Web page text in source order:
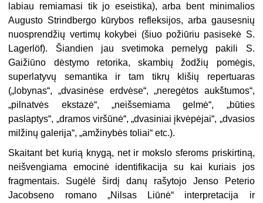
labiau remiamasi tik jo eseistika), arba bent minimalios
Augusto Strindbergo kūrybos refleksijos, arba gausesnių
nuosprendžių vertimų kokybei (šiuo požiūriu pasisekė S.
Lagerlöf). Šiandien jau svetimoka pernelyg pakili S.
Gaižiūno dėstymo retorika, skambių žodžių pomėgis,
superlatyvų semantika ir tam tikrų klišių repertuaras
(„lobynas“, „dvasinėse erdvėse“, „neregėtos aukštumos“,
„pilnatvės ekstazė“, „neišsemiama gelmė“, „būties
paslaptys“, „dramos viršūnė“, „dvasiniai įkvėpėjai“, „dvasios
milžinų galerija“, „amžinybės toliai“ etc.).
Skaitant bet kurią knygą, net ir mokslo sferoms priskirtiną,
neišvengiama emocinė identifikacija su kai kuriais jos
fragmentais. Sugėlė širdį danų rašytojo Jenso Peterio
Jacobseno romano „Nilsas Liūnė“ interpretacija ir